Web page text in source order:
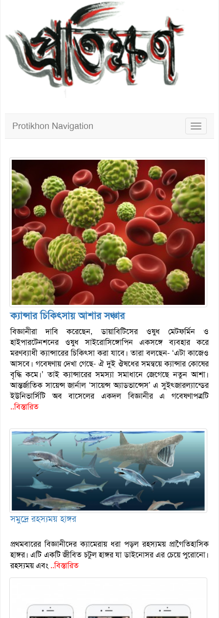
Toggle
Protikhon Navigation
ক্যান্সার চিকিৎসায় আশার সঞ্চার
বিজ্ঞানীরা দাবি করেছেন, ডায়াবিটিসের ওষুধ মেটফর্মিন ও
হাইপারটেনশনের ওষুধ সাইরোসিঙ্গোপিন একসঙ্গে ব্যবহার করে
মরণব্যাধী ক্যান্সারের চিকিৎসা করা যাবে। তারা বলছেন- ‘এটা কাজেও
আসবে। গবেষণায় দেখা গেছে- ঐ দুই ঔষধের সমন্বয়ে ক্যান্সার কোষের
বৃদ্ধি কমে।’ তাই ক্যান্সারের সমস্যা সমাধানে জেগেছে নতুন আশা।
আন্তর্জাতিক সায়েন্স জার্নাল ‘সায়েন্স অ্যাডভান্সেস’ এ সুইৎজারল্যান্ডের
ইউনিভার্সিটি অব বাসেলের একদল বিজ্ঞানীর এ গবেষণাপত্রটি
..বিস্তারিত
সমুদ্রে রহস্যময় হাঙ্গর
প্রথমবারের বিজ্ঞানীদের ক্যামেরায় ধরা পড়ল রহস্যময় প্রাগৈতিহাসিক
হাঙ্গর। এটি একটি জীবিত চটুল হাঙ্গর যা ডাইনোসর এর চেয়ে পুরোনো।
রহস্যময় এবং ..বিস্তারিত